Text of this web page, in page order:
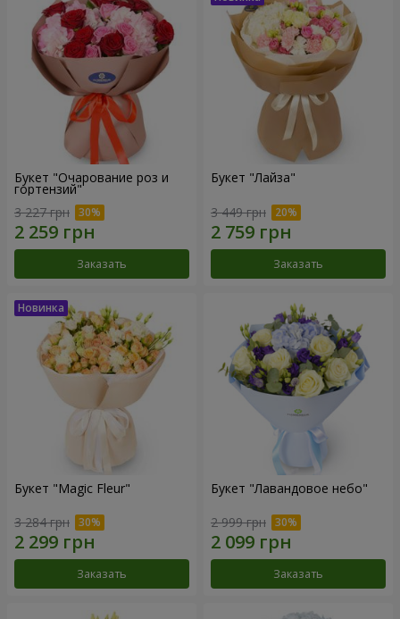
Букет "Очарование роз и
гортензий"
3 227 грн
Заказать
Букет "Лайза"
3 449 грн
Заказать
Букет "Magic Fleur"
3 284 грн
Заказать
Букет "Лавандовое небо"
2 999 грн
Заказать